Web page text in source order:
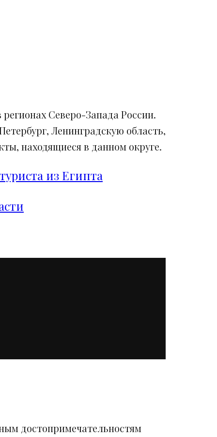
Северо-Запада России.
Ленинградскую область,
находящиеся в данном округе.
из Египта
достопримечательностям